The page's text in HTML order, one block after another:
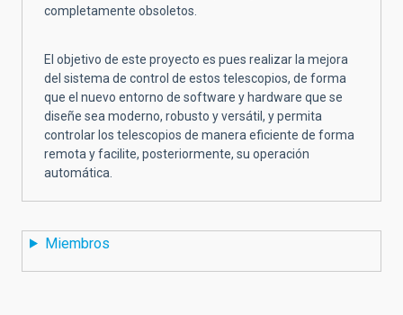
completamente obsoletos.
El objetivo de este proyecto es pues realizar la mejora
del sistema de control de estos telescopios, de forma
que el nuevo entorno de software y hardware que se
diseñe sea moderno, robusto y versátil, y permita
controlar los telescopios de manera eficiente de forma
remota y facilite, posteriormente, su operación
automática.
Miembros